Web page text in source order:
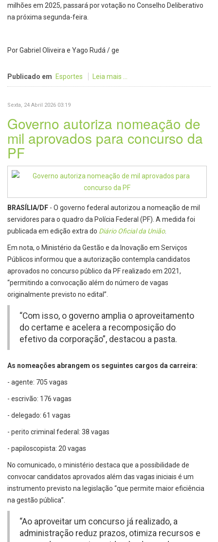
milhões em 2025, passará por votação no Conselho Deliberativo
na próxima segunda-feira.
Por Gabriel Oliveira e Yago Rudá / ge
Publicado em Esportes Leia mais ...
Sexta, 24 Abril 2026 03:19
Governo autoriza nomeação de
mil aprovados para concurso da
PF
BRASÍLIA/DF - O governo federal autorizou a nomeação de mil
servidores para o quadro da Polícia Federal (PF). A medida foi
publicada em edição extra do Diário Oficial da União.
Em nota, o Ministério da Gestão e da Inovação em Serviços
Públicos informou que a autorização contempla candidatos
aprovados no concurso público da PF realizado em 2021,
“permitindo a convocação além do número de vagas
originalmente previsto no edital”.
“Com isso, o governo amplia o aproveitamento
do certame e acelera a recomposição do
efetivo da corporação”, destacou a pasta.
As nomeações abrangem os seguintes cargos da carreira:
- agente: 705 vagas
- escrivão: 176 vagas
- delegado: 61 vagas
- perito criminal federal: 38 vagas
- papiloscopista: 20 vagas
No comunicado, o ministério destaca que a possibilidade de
convocar candidatos aprovados além das vagas iniciais é um
instrumento previsto na legislação “que permite maior eficiência
na gestão pública”.
“Ao aproveitar um concurso já realizado, a
administração reduz prazos, otimiza recursos e